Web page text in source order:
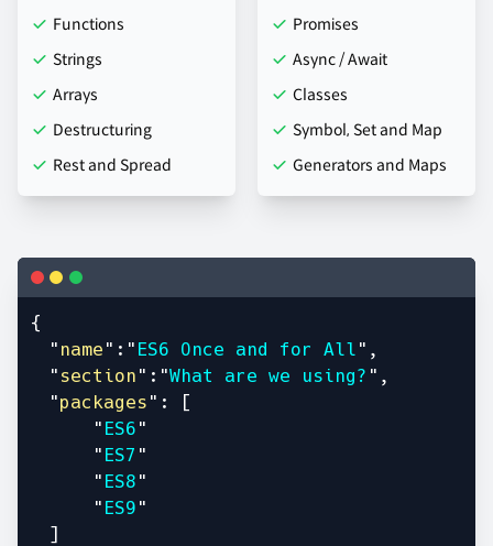
Functions
Strings
Arrays
Destructuring
Rest and Spread
Promises
Async / Await
Classes
Symbol, Set and Map
Generators and Maps
{
" name ":" ES6 Once and for All ",
" section ":"What are we using? ",
"packages ": [
" ES6 "
" ES7 "
" ES8 "
" ES9 "
]